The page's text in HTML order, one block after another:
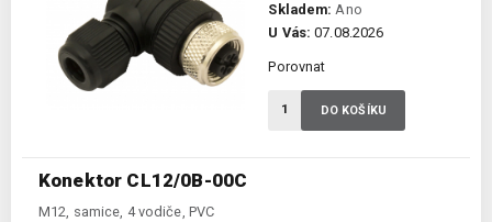
Konektor CL12/0B-00C
M12, samice, 4 vodiče, PVC
Skladem: Ano
U Vás: 07.08.2026
Porovnat
DO KOŠÍKU